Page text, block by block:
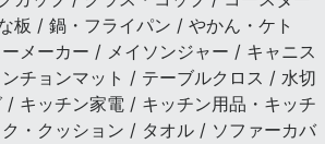
板 / 鍋・フライパン / やかん・ケト
メーカー / メイソンジャー / キャニス
チョンマット / テーブルクロス / 水切
/ キッチン家電 / キッチン用品・キッチ
・クッション / タオル / ソファーカバ